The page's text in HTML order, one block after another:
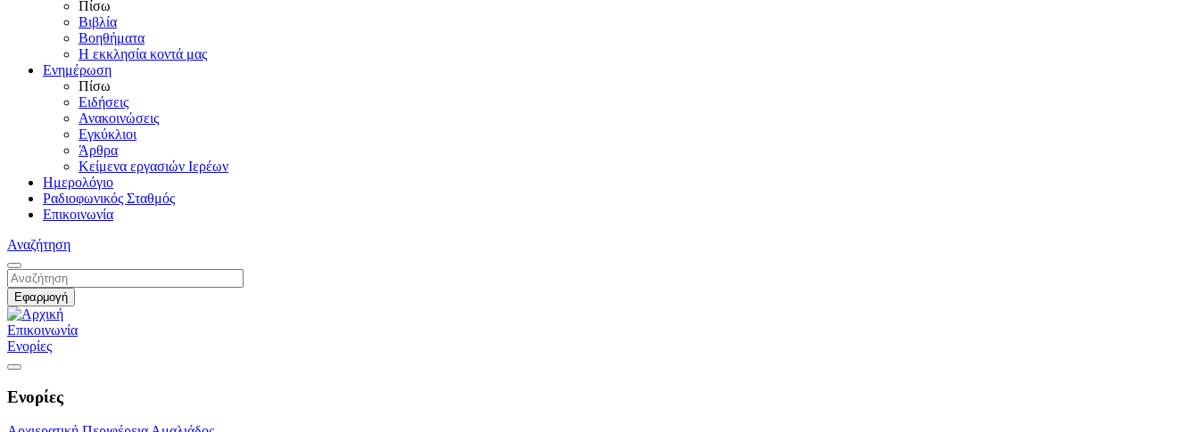
Πίσω
Βιβλία
Βοηθήματα
Η εκκλησία κοντά μας
Ενημέρωση
Πίσω
Ειδήσεις
Ανακοινώσεις
Εγκύκλιοι
Άρθρα
Κείμενα εργασιών Ιερέων
Ημερολόγιο
Ραδιοφωνικός Σταθμός
Επικοινωνία
Αναζήτηση
Επικοινωνία
Ενορίες
Ενορίες